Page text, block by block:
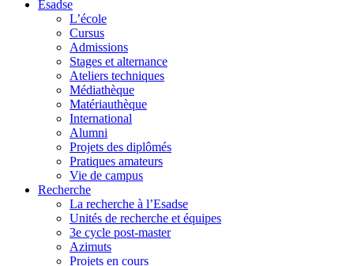
Esadse
L’école
Cursus
Admissions
Stages et alternance
Ateliers techniques
Médiathèque
Matériauthèque
International
Alumni
Projets des diplômés
Pratiques amateurs
Vie de campus
Recherche
La recherche à l’Esadse
Unités de recherche et équipes
3e cycle post-master
Azimuts
Projets en cours